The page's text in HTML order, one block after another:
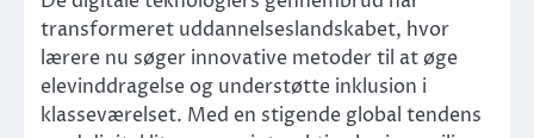
transformeret uddannelseslandskabet, hvor
lærere nu søger innovative metoder til at øge
elevinddragelse og understøtte inklusion i
klasseværelset. Med en stigende global tendens